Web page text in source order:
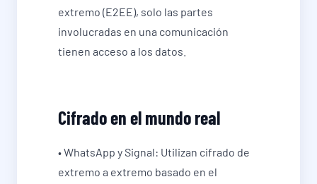
extremo (E2EE), solo las partes
involucradas en una comunicación
tienen acceso a los datos.
Cifrado en el mundo real
• WhatsApp y Signal: Utilizan cifrado de
extremo a extremo basado en el